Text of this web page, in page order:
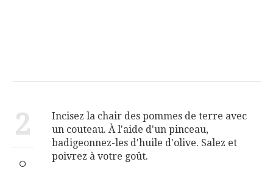
2
Incisez la chair des pommes de terre avec
un couteau. À l'aide d'un pinceau,
badigeonnez-les d'huile d'olive. Salez et
poivrez à votre goût.